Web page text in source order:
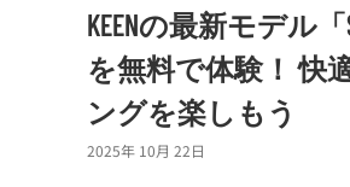
KEENの最新モデル「
を無料で体験！ 快
ングを楽しもう
2025年 10月 22日